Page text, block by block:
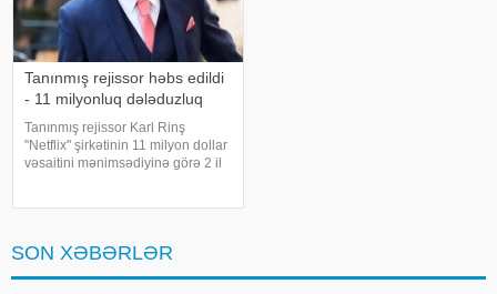
Tanınmış rejissor həbs edildi
- 11 milyonluq dələduzluq
Tanınmış rejissor Karl Rinş
"Netflix" şirkətinin 11 milyon dollar
vəsaitini mənimsədiyinə görə 2 il
SON XƏBƏRLƏR